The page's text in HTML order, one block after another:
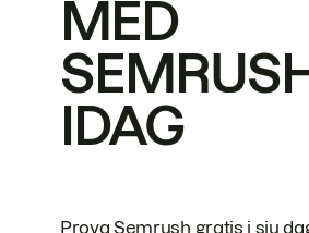
MED
IDAG
Prova Semrush gratis i sju